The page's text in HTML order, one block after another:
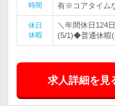
時間
有※コアタイム
休日
休暇
＼年間休日124
(5/1)◆普通休暇(
求人詳細を見